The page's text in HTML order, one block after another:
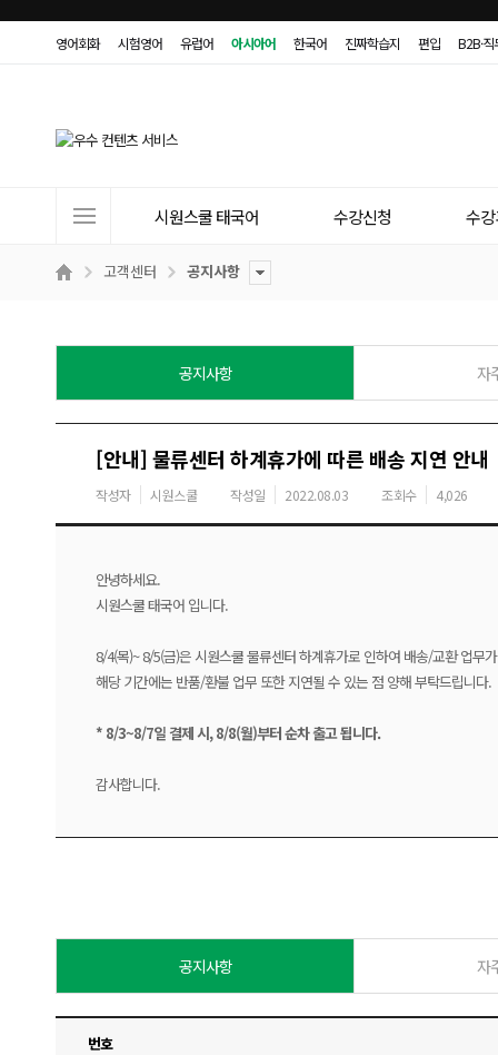
영어회화 시험영어 유럽어 아시아어 한국어 진짜학습지 편입 B2B·
트
시원스쿨 태국어 수강신청 수
고객센터 공지사항
공지사항 자
[안내] 물류센터 하계휴가에 따른 배송 지연 안내
작성자 시원스쿨 작성일 2022.08.03 조회수 4,026
안녕하세요.
시원스쿨 태국어 입니다.
8/4(목)~ 8/5(금)은 시원스쿨 물류센터 하계휴가로 인하여 배송/교환 업무
해당 기간에는 반품/환불 업무 또한 지연될 수 있는 점 양해 부탁드립니다.
* 8/3~8/7일 결제 시, 8/8(월)부터 순차 출고 됩니다.
감사합니다.
공지사항 자
번호